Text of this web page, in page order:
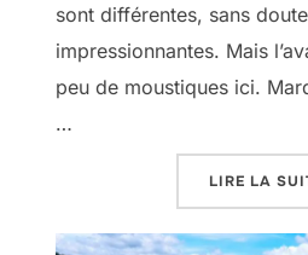
sont différentes, sans
impressionnantes. Mais
peu de moustiques ici.
…
LIRE LA